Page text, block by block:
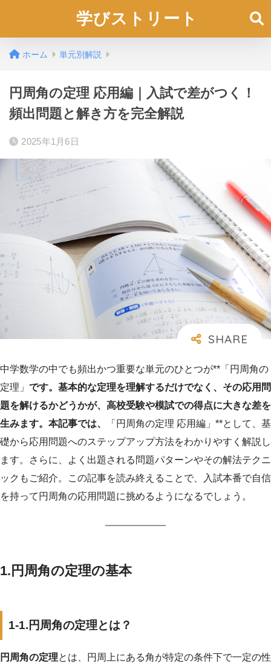
学びストリート
ホーム 単元別解説
円周角の定理 応用編｜入試で差がつく！
頻出問題と解き方を完全解説
2025年1月6日
中学数学の中でも頻出かつ重要な単元のひとつが**「円周角の
定理」 です。基本的な定理を理解するだけでなく、その応用問
題を解けるかどうかが、高校受験や模試での得点に大きな差を
生みます。本記事では、
「円周角の定理 応用編」**として、基
礎から応用問題へのステップアップ方法をわかりやすく解説し
ます。さらに、よく出題される問題パターンやその解法テクニ
ックもご紹介。この記事を読み終えることで、入試本番で自信
を持って円周角の応用問題に挑めるようになるでしょう。
1.円周角の定理の基本
1-1.円周角の定理とは？
円周角の定理とは、円周上にある角が特定の条件下で一定の性